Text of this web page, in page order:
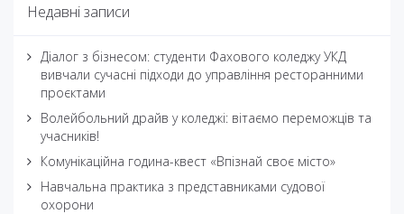
Недавні записи
Діалог з бізнесом: студенти Фахового коледжу УКД
вивчали сучасні підходи до управління ресторанними
проєктами
Волейбольний драйв у коледжі: вітаємо переможців та
учасників!
Комунікаційна година-квест «Впізнай своє місто»
Навчальна практика з представниками судової
охорони